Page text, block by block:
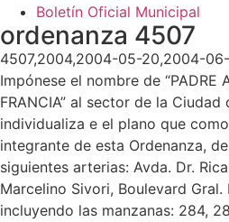
Boletín Oficial Municipal
ordenanza 4507
4507,2004,2004-05-20,2004-06-
Impónese el nombre de “PADRE
FRANCIA” al sector de la
individualiza e el plano que
integrante de esta Ordenanza,
siguientes arterias: Avda. Dr.
Marcelino Sivori, Boulevard Gral.
incluyendo las manzanas: 284,